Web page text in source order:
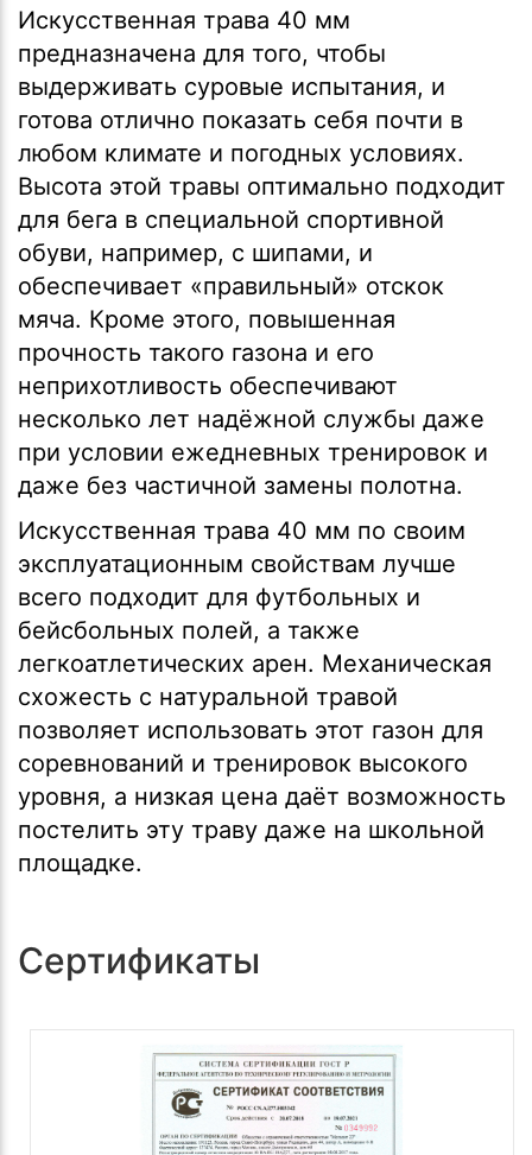
Искусственная трава 40 мм
предназначена для того, чтобы
выдерживать суровые испытания, и
готова отлично показать себя почти в
любом климате и погодных условиях.
Высота этой травы оптимально подходит
для бега в специальной спортивной
обуви, например, с шипами, и
обеспечивает «правильный» отскок
мяча. Кроме этого, повышенная
прочность такого газона и его
неприхотливость обеспечивают
несколько лет надёжной службы даже
при условии ежедневных тренировок и
даже без частичной замены полотна.
Искусственная трава 40 мм по своим
эксплуатационным свойствам лучше
всего подходит для футбольных и
бейсбольных полей, а также
легкоатлетических арен. Механическая
схожесть с натуральной травой
позволяет использовать этот газон для
соревнований и тренировок высокого
уровня, а низкая цена даёт возможность
постелить эту траву даже на школьной
площадке.
Сертификаты